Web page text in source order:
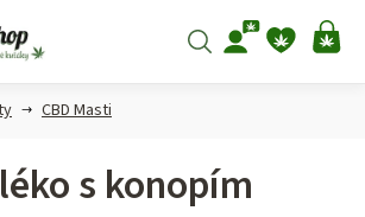
Hledat
CBD Masti
s konopím